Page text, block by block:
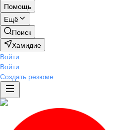
Помощь
Ещё
Поиск
Хамидие
Войти
Войти
Создать резюме